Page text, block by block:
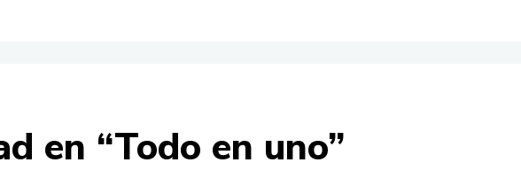
en “Todo en uno”